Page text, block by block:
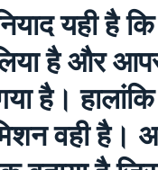
यही है
है और
है।
वही है।